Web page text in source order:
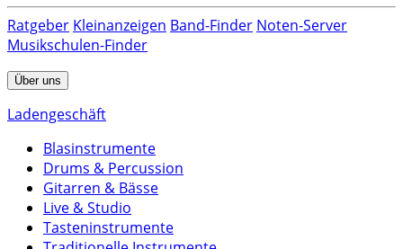
Ratgeber Kleinanzeigen Band-Finder Noten-Server
Musikschulen-Finder
Über uns
Ladengeschäft
Blasinstrumente
Drums & Percussion
Gitarren & Bässe
Live & Studio
Tasteninstrumente